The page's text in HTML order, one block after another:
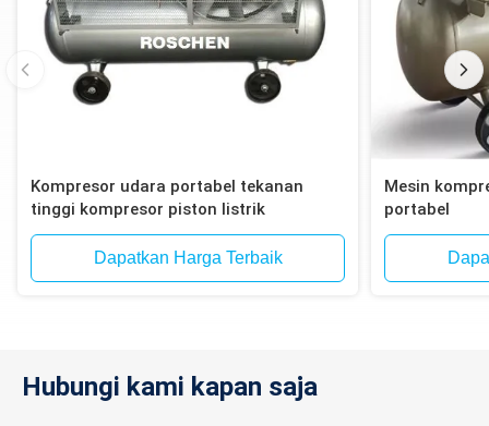
Kompresor udara portabel tekanan
tinggi kompresor piston listrik
Dapatkan Harga Terbaik
Mesin
portabel
Hubungi kami kapan saja